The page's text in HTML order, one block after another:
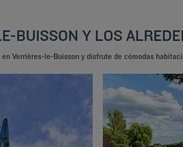
BUISSON Y LOS
Verrières-le-Buisson y disfrute de cómodas